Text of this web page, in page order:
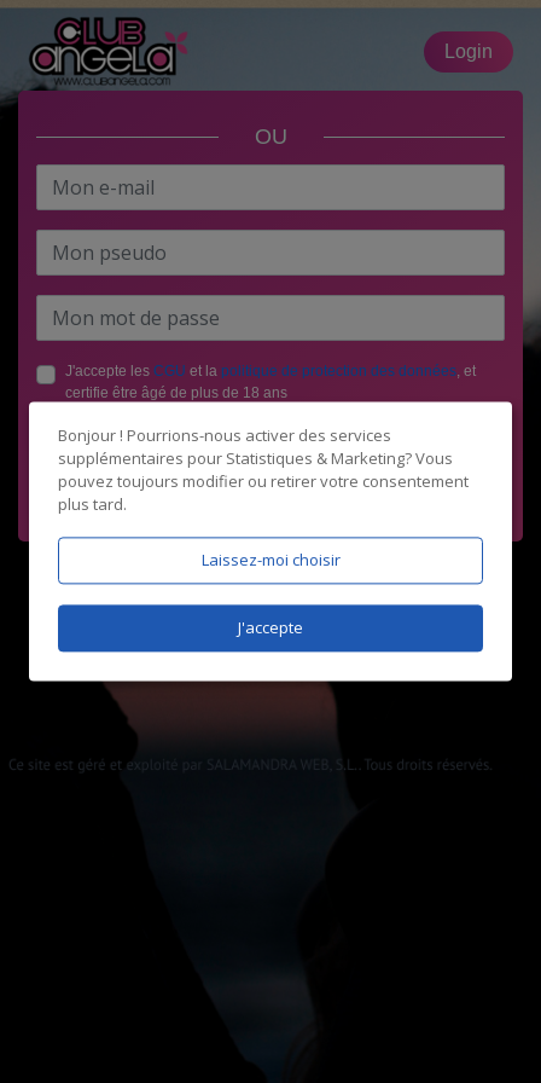
Login
OU
J'accepte les CGU et la politique de protection des données, et
certifie être âgé de plus de 18 ans
Bonjour ! Pourrions-nous activer des services
supplémentaires pour Statistiques & Marketing? Vous
pouvez toujours modifier ou retirer votre consentement
plus tard.
Laissez-moi choisir
J'accepte